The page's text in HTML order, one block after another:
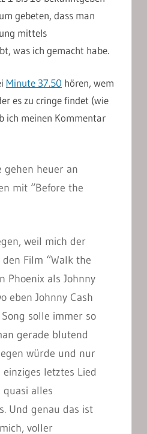
gebeten, dass man
mittels
was ich gemacht habe.
Minute 37.50 hören, wem
es zu cringe findet (wie
ich meinen Kommentar
gehen heuer an
mit “Before the
weil mich der
Film “Walk the
Phoenix als Johnny
eben Johnny Cash
solle immer so
gerade blutend
würde und nur
letztes Lied
alles
Und genau das ist
voller